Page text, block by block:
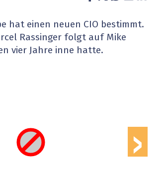
Blockchain
» alle Dossiers
Artificial
Fintech &
» alle
hat einen neuen CIO bestimmt.
Rassinger folgt auf Mike
vier Jahre inne hatte.
›